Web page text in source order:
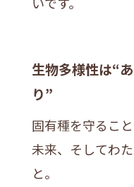
生物多様性は“
り”
固有種を守るこ
未来、そしてわ
と。